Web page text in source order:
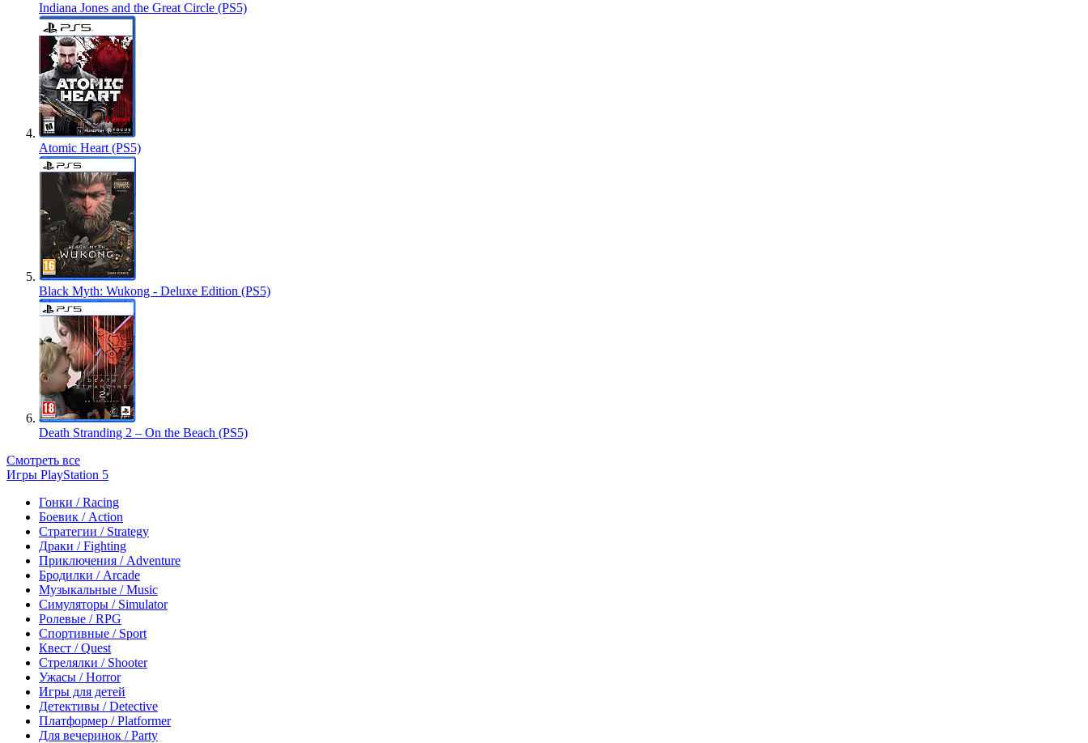
Indiana Jones and the Great Circle (PS5)
Atomic Heart (PS5)
Black Myth: Wukong - Deluxe Edition (PS5)
Death Stranding 2 – On the Beach (PS5)
Смотреть все
Игры PlayStation 5
Гонки / Racing
Боевик / Action
Стратегии / Strategy
Драки / Fighting
Приключения / Adventure
Бродилки / Arcade
Музыкальные / Music
Симуляторы / Simulator
Ролевые / RPG
Спортивные / Sport
Квест / Quest
Стрелялки / Shooter
Ужасы / Horror
Игры для детей
Детективы / Detective
Платформер / Platformer
Для вечеринок / Party